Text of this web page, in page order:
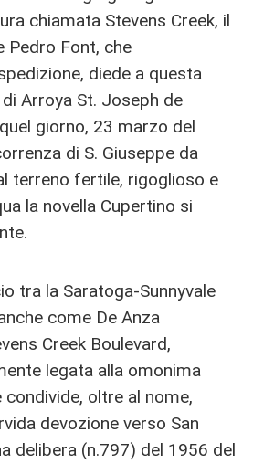
chiamata Stevens Creek, il
Pedro Font, che
diede a questa
Arroya St. Joseph de
giorno, 23 marzo del
di S. Giuseppe da
terreno fertile, rigoglioso e
la novella Cupertino si
tra la Saratoga-Sunnyvale
come De Anza
Creek Boulevard,
legata alla omonima
oltre al nome,
devozione verso San
delibera (n.797) del 1956 del